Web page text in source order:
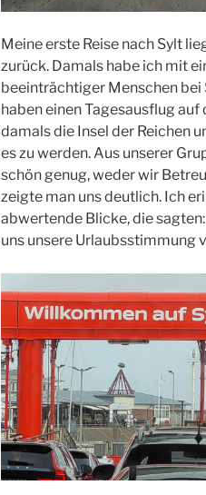
Meine erste Reise nach Sylt
zurück. Damals habe ich mit
beeinträchtiger Menschen
haben einen Tagesausflug
damals die Insel der Reichen
es zu werden. Aus unserer
schön genug, weder wir
zeigte man uns deutlich. Ich
abwertende Blicke, die sagten:
uns unsere Urlaubsstimmung